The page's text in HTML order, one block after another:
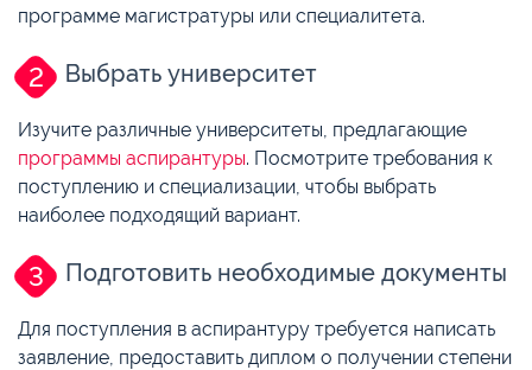
программе магистратуры или специалитета.
Выбрать университет
Изучите различные университеты, предлагающие
программы аспирантуры. Посмотрите требования к
поступлению и специализации, чтобы выбрать
наиболее подходящий вариант.
Подготовить необходимые документы
Для поступления в аспирантуру требуется написать
заявление, предоставить диплом о получении степени